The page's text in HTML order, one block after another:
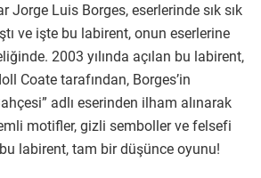
Jorge Luis Borges, eserlerinde sık sık
ve işte bu labirent, onun eserlerine
2003 yılında açılan bu labirent,
Coate tarafından, Borges’in
adlı eserinden ilham alınarak
motifler, gizli semboller ve felsefi
labirent, tam bir düşünce oyunu!